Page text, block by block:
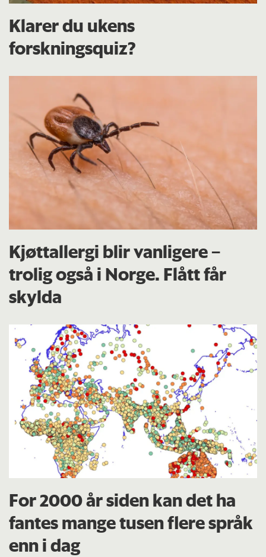
Klarer du ukens
forskningsquiz?
Kjøttallergi blir vanligere –
trolig også i Norge. Flått får
skylda
For 2000 år siden kan det ha
fantes mange tusen flere språk
enn i dag